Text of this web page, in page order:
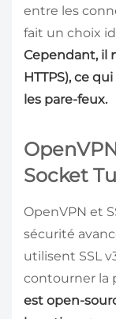
entre les
fait un choix
Cependant, il
HTTPS), ce
les pare-feux.
Socket
OpenVPN et
sécurité
utilisent SSL
contourner la
est open-